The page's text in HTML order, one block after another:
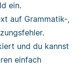
ein.
auf Grammatik-,
und du kannst
einfach